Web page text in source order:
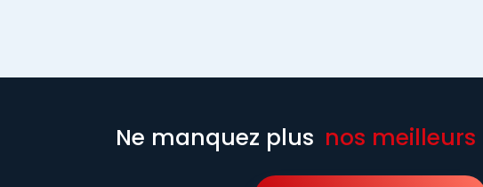
Ne manquez plus nos